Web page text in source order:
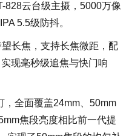
828云台级主摄，5000万像
5.5级防抖。
长焦，支持长焦微距，配
现毫秒级追焦与快门响
，全面覆盖24mm、50mm
焦段亮度相比前一代提